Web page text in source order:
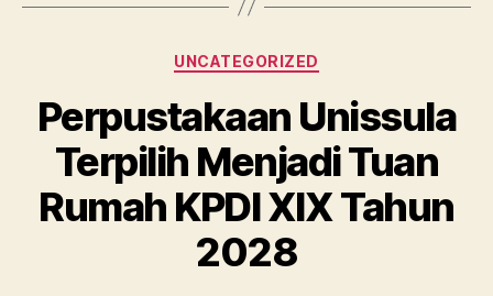
Categories
UNCATEGORIZED
Perpustakaan Unissula
Terpilih Menjadi Tuan
Rumah KPDI XIX Tahun
2028